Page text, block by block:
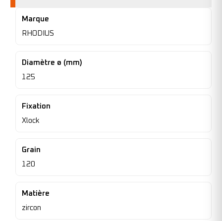
Marque
RHODIUS
Diamètre ø (mm)
125
Fixation
Xlock
Grain
120
Matière
zircon